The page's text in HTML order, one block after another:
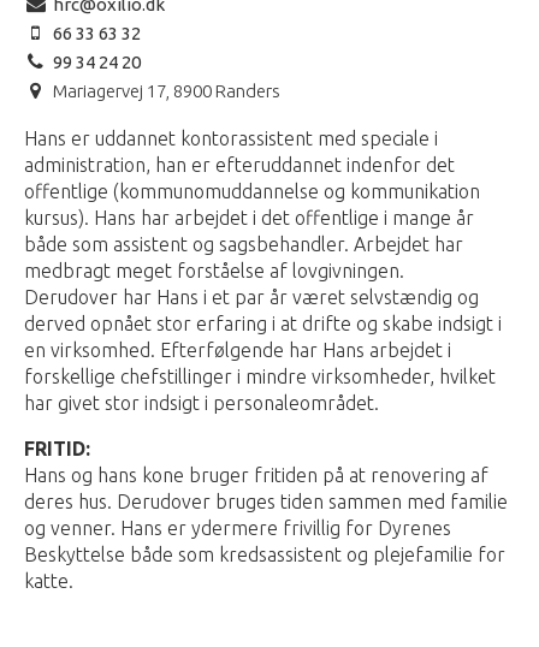
66 33 63 32
99 34 24 20
Mariagervej 17, 8900 Randers
hrc@oxilio.dk
Hans er uddannet kontorassistent med speciale i
administration, han er efteruddannet indenfor det
offentlige (kommunomuddannelse og kommunikation
kursus). Hans har arbejdet i det offentlige i mange år
både som assistent og sagsbehandler. Arbejdet har
medbragt meget forståelse af lovgivningen.
Derudover har Hans i et par år været selvstændig og
derved opnået stor erfaring i at drifte og skabe indsigt i
en virksomhed. Efterfølgende har Hans arbejdet i
forskellige chefstillinger i mindre virksomheder, hvilket
har givet stor indsigt i personaleområdet.
FRITID:
Hans og hans kone bruger fritiden på at renovering af
deres hus. Derudover bruges tiden sammen med familie
og venner. Hans er ydermere frivillig for Dyrenes
Beskyttelse både som kredsassistent og plejefamilie for
katte.